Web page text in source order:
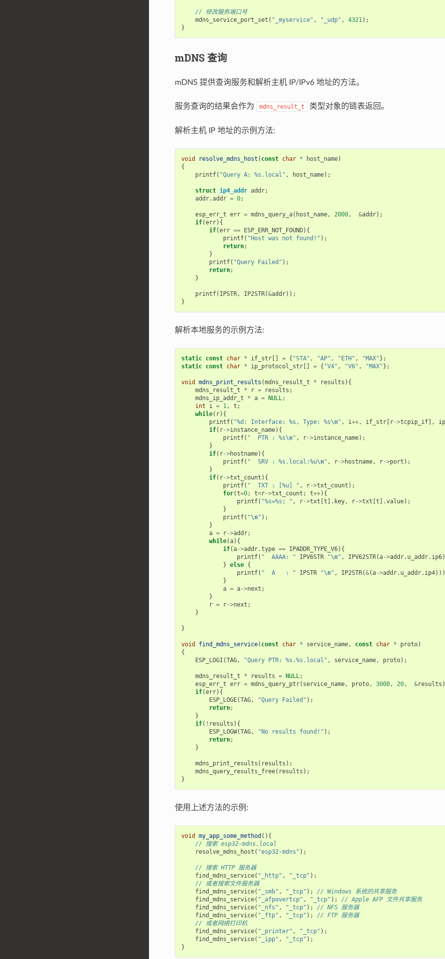
// 修改服务端口号
mdns_service_port_set ( "_myservice" , "_udp" , 4321);
}
mDNS 查询
mDNS 提供查询服务和解析主机 IP/IPv6 地址的方法。
服务查询的结果会作为 mdns_result_t 类型对象的链表返回。
解析主机 IP 地址的示例方法:
void resolve_mdns_host ( const char * host_name)
{
printf( "Query A: %s.local" , host_name);
struct ip4_addr addr;
addr.addr = 0;
esp_err_t err = mdns_query_a( host_name, 2000, &addr);
if(err){
if(err == ESP_ERR_NOT_FOUND){
printf( "Host was not found!" );
return;
}
printf( "Query Failed" );
return;
}
printf( IPSTR, IP2STR(&addr));
}
解析本地服务的示例方法:
static const char * if_str[] = { "STA" , "AP" , "ETH" , "MAX"};
static const char * ip_protocol_str[] = { "V4" , "V6" , "MAX"};
void mdns_print_results (mdns_result_t * results ){
mdns_result_t
* r = results ;
mdns_ip_addr_t
* a = NULL;
int
i = 1, t ;
while( r){
printf( "%d: Interface: %s, Type: %s\n" , i++, if_str[ r->tcpip_if],
if( r->instance_name){
printf( "  PTR : %s\n" , r->instance_name);
}
if( r->hostname){
printf( "  SRV : %s.local:%u\n" , r->hostname, r->port );
}
if( r->txt_count ){
printf( "  TXT : [%u] " , r->txt_count );
for(t=0; t<r->txt_count ; t++){
printf( "%s=%s; " , r->txt [t ]. key, r->txt [t ].value);
}
printf( "\n" );
}
a = r->addr;
while(a){
if(a->addr.type == IPADDR_TYPE_V6){
printf( "  AAAA: " IPV6STR "\n" , IPV62STR(a->addr. u_addr. ip6
} else {
printf( "  A   : " IPSTR "\n" , IP2STR(&(a->addr. u_addr. ip4
}
a = a->next ;
}
r = r->next ;
}
}
void find_mdns_service( const char * service_name, const char * proto)
{
ESP_LOGI (TAG, "Query PTR: %s.%s.local" , service_name, proto);
mdns_result_t * results = NULL;
esp_err_t err = mdns_query_ptr( service_name, proto, 3000, 20, &results
if(err){
ESP_LOGE(TAG, "Query Failed" );
return;
}
if( ! results ){
ESP_LOGW(TAG, "No results found!" );
return;
}
mdns_print_results ( results );
mdns_query_results_free( results );
}
使用上述方法的示例:
void my_app_some_method (){
// 搜索 esp32-mdns.local
resolve_mdns_host ( "esp32-mdns" );
// 搜索 HTTP 服务器
find_mdns_service( "_http" , "_tcp" );
// 或者搜索文件服务器
find_mdns_service( "_smb" , "_tcp" );
// Windows 系统的共享服务
find_mdns_service( "_afpovertcp" , "_tcp" );
// Apple AFP 文件共享服务
find_mdns_service( "_nfs" , "_tcp" );
// NFS 服务器
find_mdns_service( "_ftp" , "_tcp" );
// FTP 服务器
// 或者网络打印机
find_mdns_service( "_printer" , "_tcp" );
find_mdns_service( "_ipp" , "_tcp" );
}